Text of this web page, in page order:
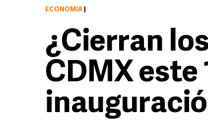
ECONOMÍA
¿Cierran
CDMX este